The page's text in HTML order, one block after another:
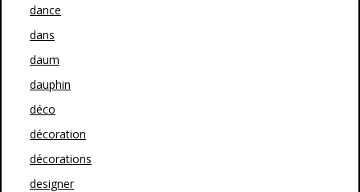
dance
dans
daum
dauphin
déco
décoration
décorations
designer